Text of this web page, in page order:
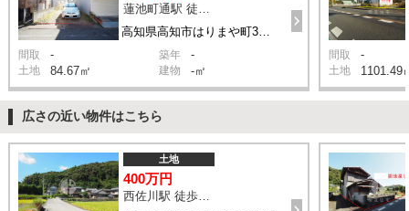
間取 - 築年 -
土地 84.67㎡ 建物 -㎡
間取 -
土地 1101.49
広さの近い物件はこちら
土地
400万円
西佐川駅 徒歩12分